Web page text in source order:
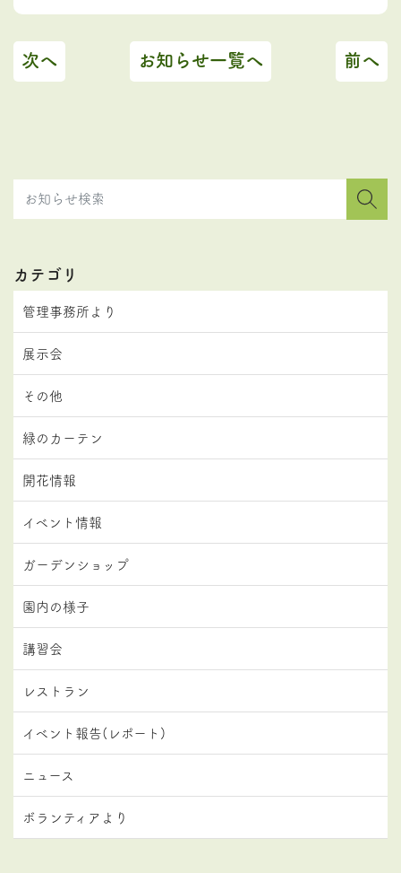
次へ お知らせ一覧へ 前へ
カテゴリ
管理事務所より
展示会
その他
緑のカーテン
開花情報
イベント情報
ガーデンショップ
園内の様子
講習会
レストラン
イベント報告(レポート)
ニュース
ボランティアより